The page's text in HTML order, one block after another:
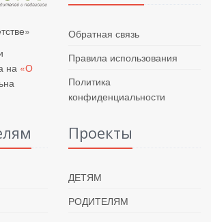
на «О
Обратная связь
Правила использования
Политика
конфиденциальности
Проекты
ДЕТЯМ
РОДИТЕЛЯМ